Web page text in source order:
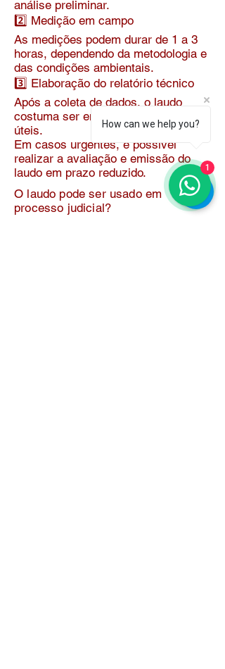
análise preliminar.
2️⃣ Medição em campo
As medições podem durar de 1 a 3
horas, dependendo da metodologia e
das condições ambientais.
3️⃣ Elaboração do relatório técnico
Após a coleta de dados, o laudo
costuma ser entregue em 3 a 7 dias
úteis.
Em casos urgentes, é possível
realizar a avaliação e emissão do
laudo em prazo reduzido.
O laudo pode ser usado em
processo judicial?
How can we help you?
1